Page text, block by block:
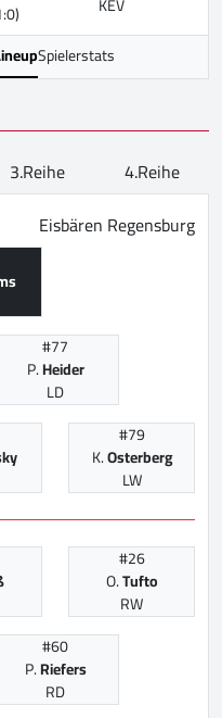
Spielerstats
3.Reihe
4.Reihe
Eisbären Regensburg
#77
P.Heider
LD
#79
K.Osterberg
LW
#26
O.Tufto
RW
#60
P.Riefers
RD